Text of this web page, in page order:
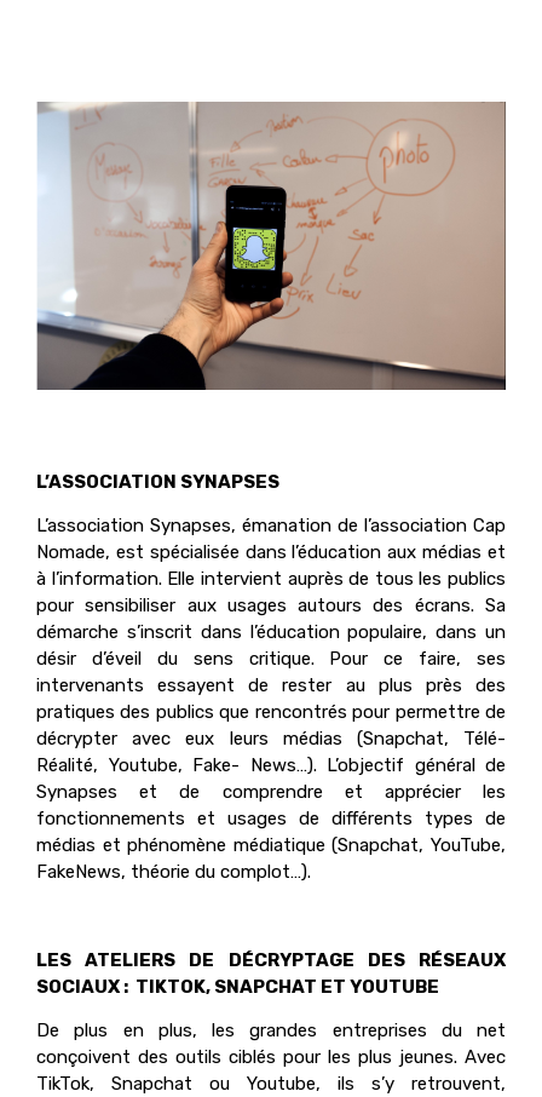
L’ASSOCIATION SYNAPSES
L’association Synapses, émanation de l’association Cap
Nomade, est spécialisée dans l’éducation aux médias et
à l’information. Elle intervient auprès de tous les publics
pour sensibiliser aux usages autours des écrans. Sa
démarche s’inscrit dans l’éducation populaire, dans un
désir d’éveil du sens critique. Pour ce faire, ses
intervenants essayent de rester au plus près des
pratiques des publics que rencontrés pour permettre de
décrypter avec eux leurs médias (Snapchat, Télé-
Réalité, Youtube, Fake- News…). L’objectif général de
Synapses et de comprendre et apprécier les
fonctionnements et usages de différents types de
médias et phénomène médiatique (Snapchat, YouTube,
FakeNews, théorie du complot…).
LES ATELIERS DE DÉCRYPTAGE DES RÉSEAUX
SOCIAUX : TIKTOK, SNAPCHAT ET YOUTUBE
De plus en plus, les grandes entreprises du net
conçoivent des outils ciblés pour les plus jeunes. Avec
TikTok, Snapchat ou Youtube, ils s’y retrouvent,